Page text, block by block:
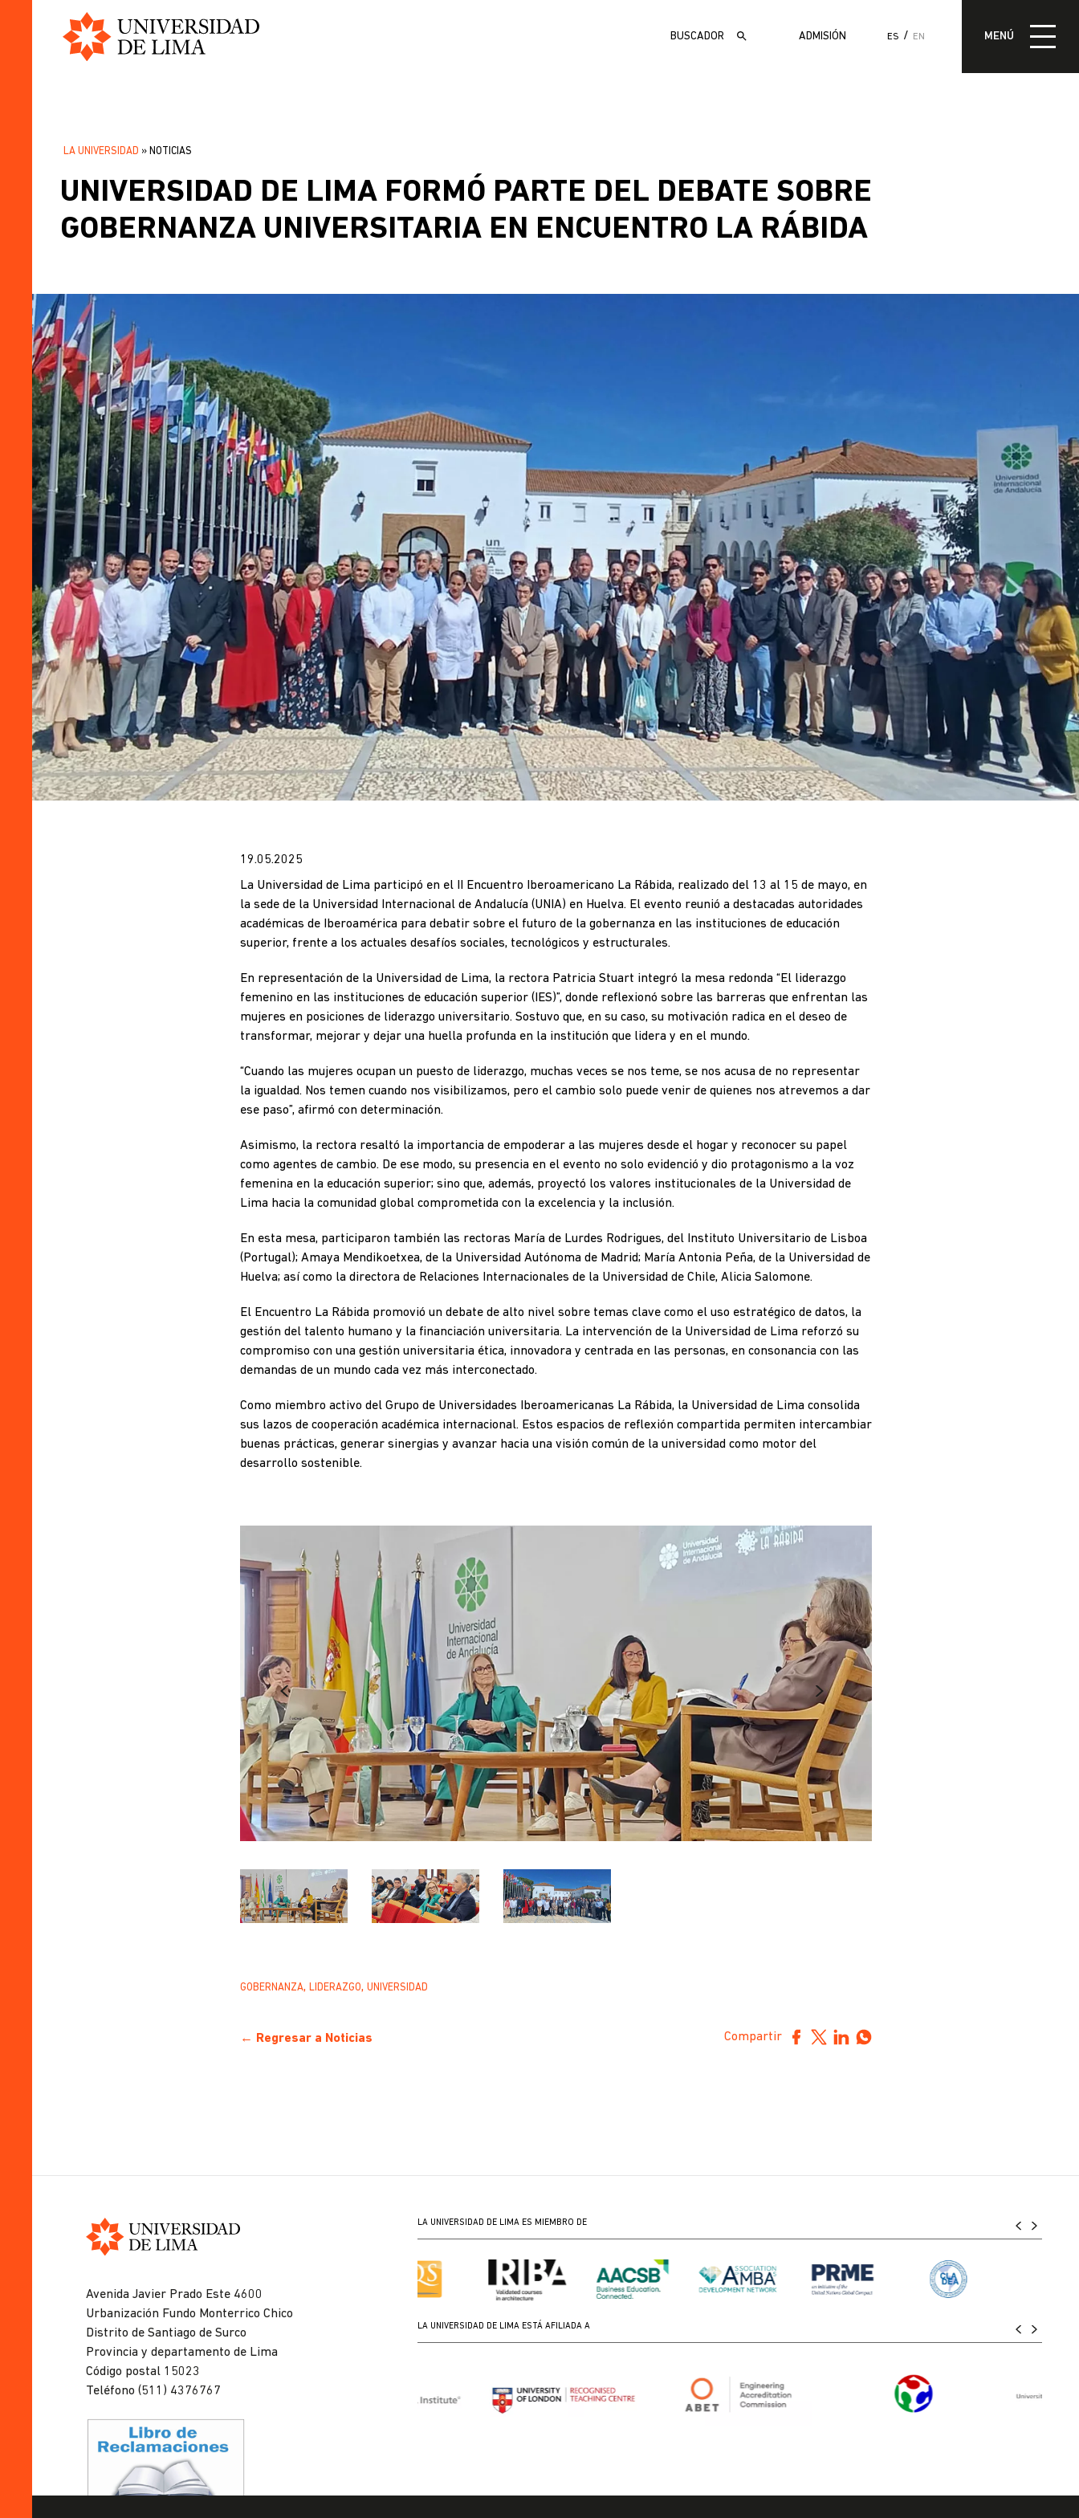
Buscar
MENÚ
ADMISIÓN ES EN MENÚ
SOBRESCRIBIR
ENLACES
DE
LA
NAVEGACIÓN
LA UNIVERSIDAD NOTICIAS
UNIVERSIDAD DE LIMA FORMÓ PARTE DEL DEBATE SOBRE
GOBERNANZA UNIVERSITARIA EN ENCUENTRO LA RÁBIDA
19.05.2025
La Universidad de Lima participó en el II Encuentro Iberoamericano La Rábida, realizado del 13 al 15 de mayo, en
la sede de la Universidad Internacional de Andalucía (UNIA) en Huelva. El evento reunió a destacadas autoridades
académicas de Iberoamérica para debatir sobre el futuro de la gobernanza en las instituciones de educación
superior, frente a los actuales desafíos sociales, tecnológicos y estructurales.
En representación de la Universidad de Lima, la rectora Patricia Stuart integró la mesa redonda “El liderazgo
femenino en las instituciones de educación superior (IES)”, donde reflexionó sobre las barreras que enfrentan las
mujeres en posiciones de liderazgo universitario. Sostuvo que, en su caso, su motivación radica en el deseo de
transformar, mejorar y dejar una huella profunda en la institución que lidera y en el mundo.
“Cuando las mujeres ocupan un puesto de liderazgo, muchas veces se nos teme, se nos acusa de no representar
la igualdad. Nos temen cuando nos visibilizamos, pero el cambio solo puede venir de quienes nos atrevemos a dar
ese paso”, afirmó con determinación.
Asimismo, la rectora resaltó la importancia de empoderar a las mujeres desde el hogar y reconocer su papel
como agentes de cambio. De ese modo, su presencia en el evento no solo evidenció y dio protagonismo a la voz
femenina en la educación superior; sino que, además, proyectó los valores institucionales de la Universidad de
Lima hacia la comunidad global comprometida con la excelencia y la inclusión.
En esta mesa, participaron también las rectoras María de Lurdes Rodrigues, del Instituto Universitario de Lisboa
(Portugal); Amaya Mendikoetxea, de la Universidad Autónoma de Madrid; María Antonia Peña, de la Universidad de
Huelva; así como la directora de Relaciones Internacionales de la Universidad de Chile, Alicia Salomone.
El Encuentro La Rábida promovió un debate de alto nivel sobre temas clave como el uso estratégico de datos, la
gestión del talento humano y la financiación universitaria. La intervención de la Universidad de Lima reforzó su
compromiso con una gestión universitaria ética, innovadora y centrada en las personas, en consonancia con las
demandas de un mundo cada vez más interconectado.
Como miembro activo del Grupo de Universidades Iberoamericanas La Rábida, la Universidad de Lima consolida
sus lazos de cooperación académica internacional. Estos espacios de reflexión compartida permiten intercambiar
buenas prácticas, generar sinergias y avanzar hacia una visión común de la universidad como motor del
desarrollo sostenible.
GOBERNANZA, LIDERAZGO, UNIVERSIDAD
Compartir
← Regresar a Noticias
Avenida Javier Prado Este 4600
Urbanización Fundo Monterrico Chico
Distrito de Santiago de Surco
Provincia y departamento de Lima
Código postal 15023
Teléfono (511) 4376767
LA UNIVERSIDAD DE LIMA ES MIEMBRO DE
LA UNIVERSIDAD DE LIMA ESTÁ AFILIADA A